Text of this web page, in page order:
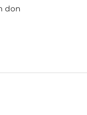
don